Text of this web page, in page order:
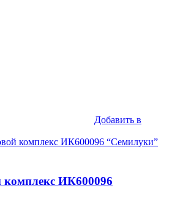
Добавить в
комплекс ИК600096